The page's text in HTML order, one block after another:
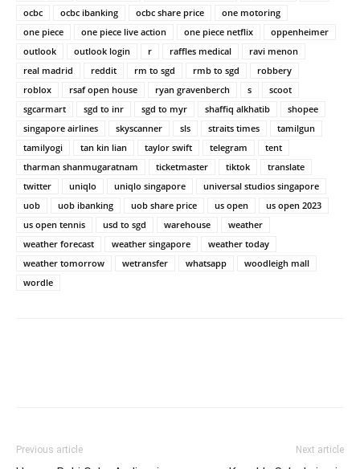
ocbc
ocbc ibanking ocbc share price
one motoring
one piece
one piece live action one piece netflix
oppenheimer
outlook
outlook login r raffles medical
ravi menon
real madrid
reddit rm to sgd rmb to sgd
robbery
roblox
rsaf open house ryan gravenberch s
scoot
sgcarmart
sgd to inr sgd to myr shaffiq alkhatib
shopee
singapore airlines
skyscanner sls straits times
tamilgun
tamilyogi
tan kin lian taylor swift telegram
tent
tharman shanmugaratnam
ticketmaster tiktok
translate
twitter
uniqlo uniqlo singapore
universal studios singapore
uob
uob ibanking uob share price us open
us open 2023
us open tennis
usd to sgd warehouse
weather
weather forecast
weather singapore
weather today
weather tomorrow
wetransfer whatsapp
woodleigh mall
wordle
Previous article Next article